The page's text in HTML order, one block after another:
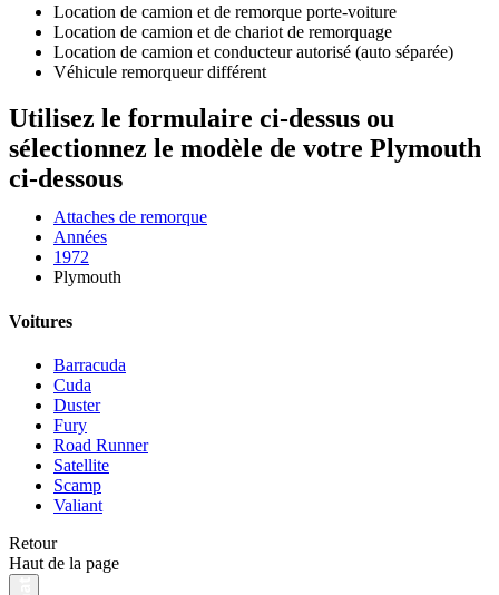
Location de camion et de remorque porte-voiture
Location de camion et de chariot de remorquage
Location de camion et conducteur autorisé (auto séparée)
Véhicule remorqueur différent
Utilisez le formulaire ci-dessus ou
sélectionnez le modèle de votre Plymouth
ci-dessous
Attaches de remorque
Années
1972
Plymouth
Voitures
Barracuda
Cuda
Duster
Fury
Road Runner
Satellite
Scamp
Valiant
Retour
Haut de la page